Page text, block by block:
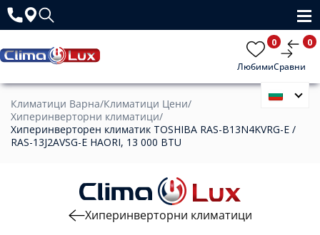
Любими
0
Сравни
0
Климатици Варна/Климатици Цени/
Хиперинверторни климатици/
Хиперинверторен климатик TOSHIBA RAS-B13N4KVRG-E /
RAS-13J2AVSG-E HAORI, 13 000 BTU
Хиперинверторни климатици